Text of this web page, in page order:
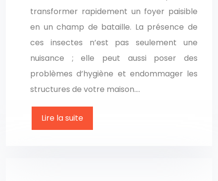
transformer rapidement un foyer paisible
en un champ de bataille. La présence de
ces insectes n’est pas seulement une
nuisance ; elle peut aussi poser des
problèmes d’hygiène et endommager les
structures de votre maison….
Lire la suite